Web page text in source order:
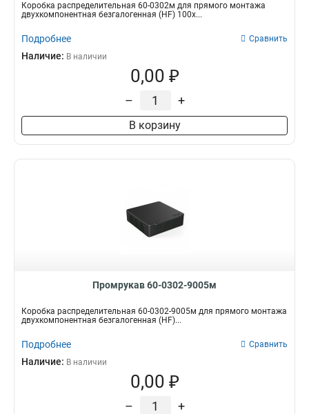
Коробка распределительная 60-0302м для прямого монтажа
двухкомпонентная безгалогенная (HF) 100х...
Подробнее Сравнить
Наличие: В наличии
0,00 ₽
– +
В корзину
Промрукав 60-0302-9005м
Коробка распределительная 60-0302-9005м для прямого монтажа
двухкомпонентная безгалогенная (HF)...
Подробнее Сравнить
Наличие: В наличии
0,00 ₽
– +